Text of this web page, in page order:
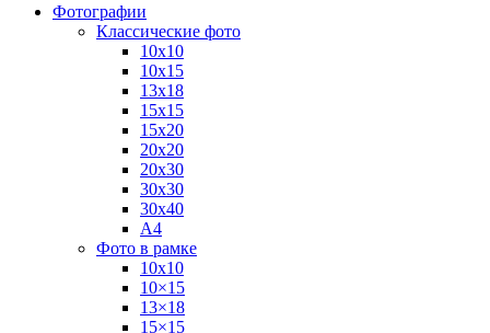
Фотографии
Классические фото
10х10
10х15
13х18
15х15
15х20
20х20
20х30
30х30
30х40
А4
Фото в рамке
10х10
10×15
13×18
15×15